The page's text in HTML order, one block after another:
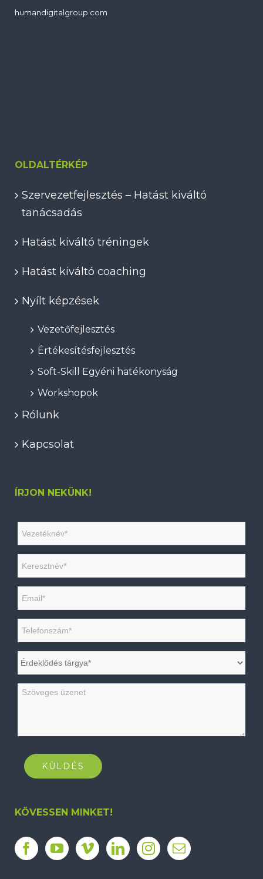
humandigitalgroup.com
OLDALTÉRKÉP
Szervezetfejlesztés – Hatást kiváltó
tanácsadás
Hatást kiváltó tréningek
Hatást kiváltó coaching
Nyílt képzések
Vezetőfejlesztés
Értékesítésfejlesztés
Soft-Skill Egyéni hatékonyság
Workshopok
Rólunk
Kapcsolat
ÍRJON NEKÜNK!
KÖVESSEN MINKET!